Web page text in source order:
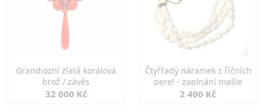
Grandiozní zlatá korálová
brož / závěs
32 000 Kč
Čtyřřadý náramek z říčních
perel - zapínání mašle
2 400 Kč